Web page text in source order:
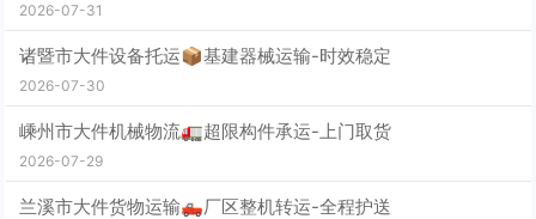
2026-07-31
诸暨市大件设备托运📦基建器械运输-时效稳定
2026-07-30
嵊州市大件机械物流🚛超限构件承运-上门取货
2026-07-29
兰溪市大件货物运输🛻厂区整机转运-全程护送